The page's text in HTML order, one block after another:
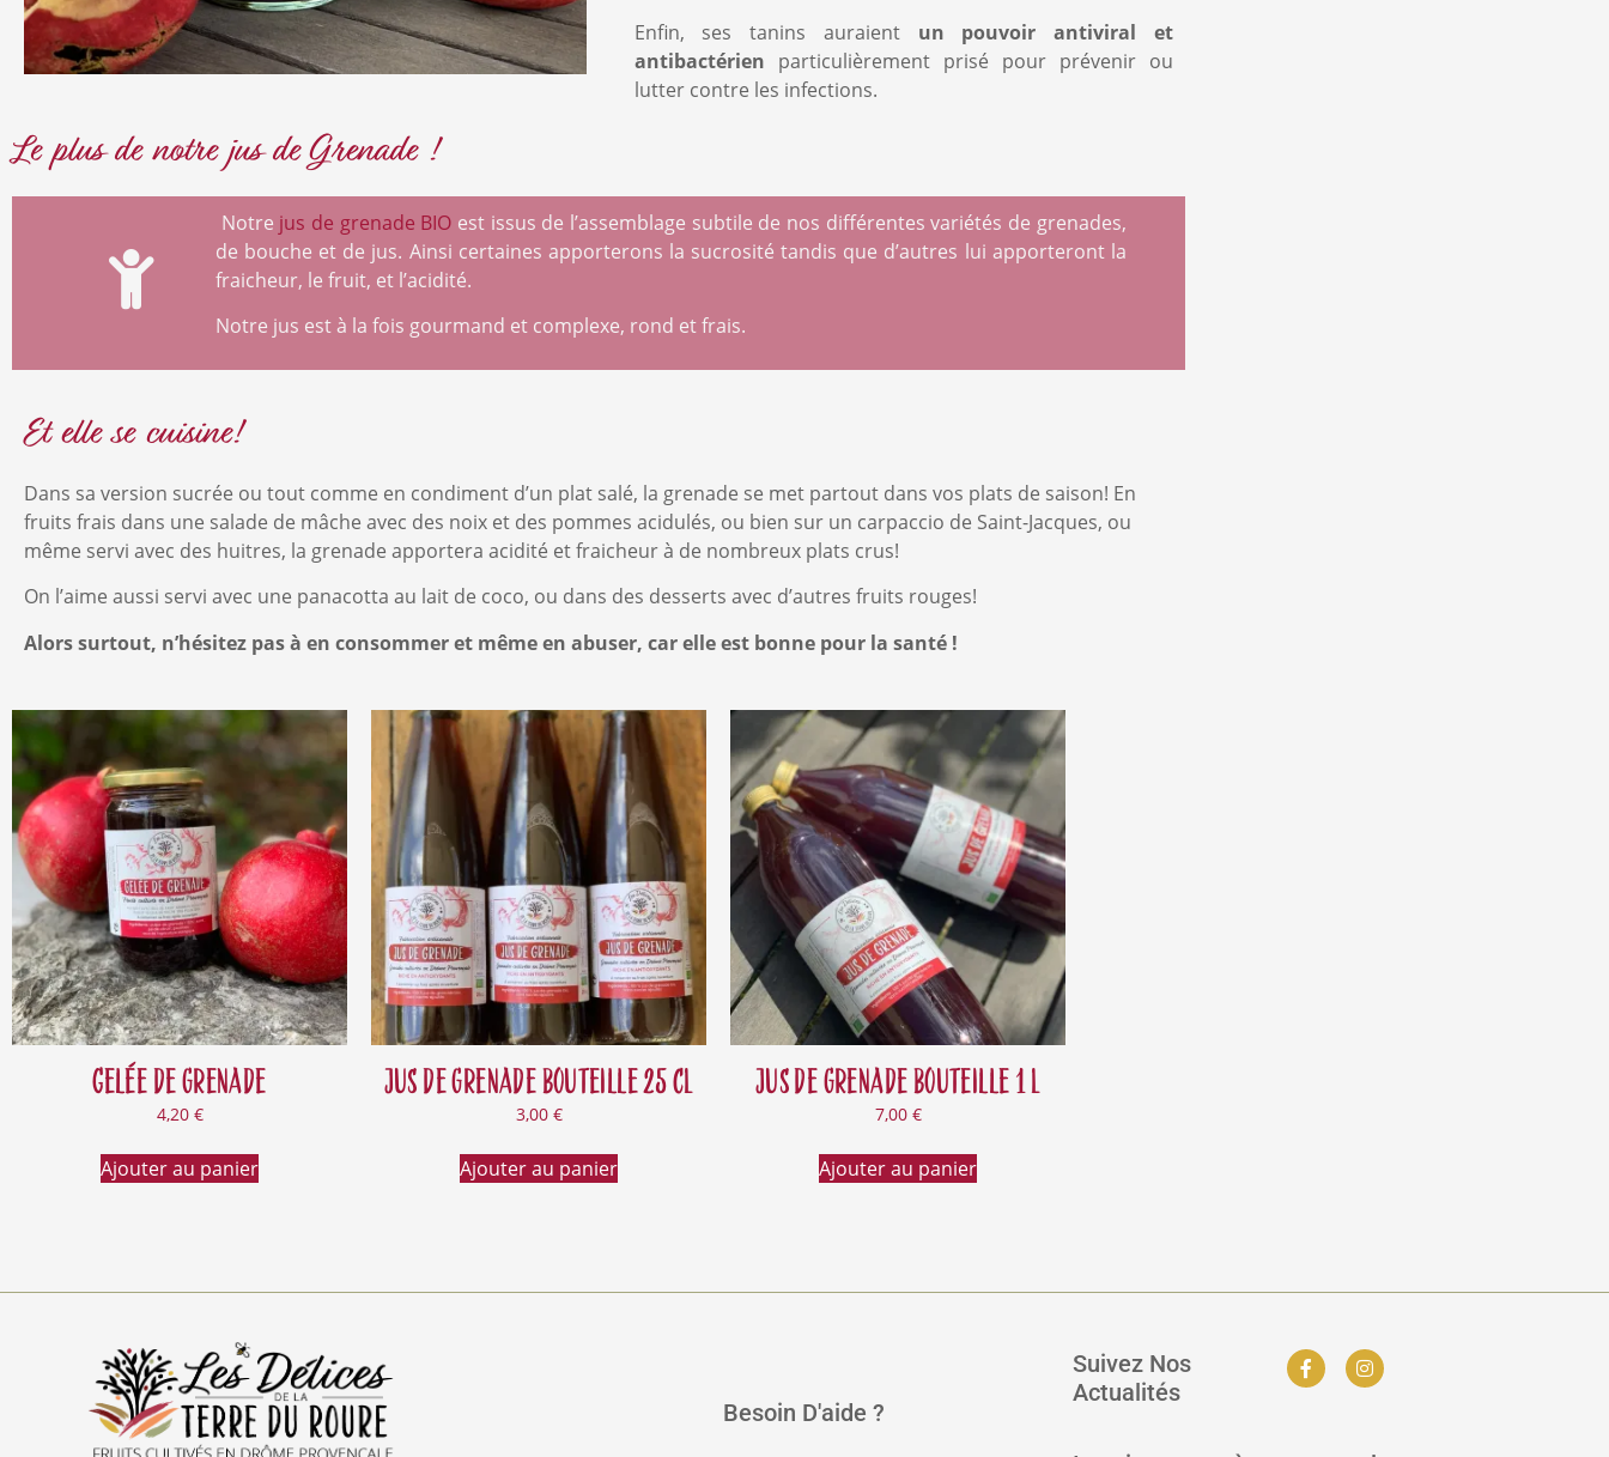
Enfin, ses tanins auraient un pouvoir antiviral et
antibactérien particulièrement prisé pour prévenir ou
lutter contre les infections.
Le plus de notre jus de Grenade !
Notre jus de grenade BIO est issus de l’assemblage subtile de nos différentes variétés de grenades,
de bouche et de jus. Ainsi certaines apporterons la sucrosité tandis que d’autres lui apporteront la
fraicheur, le fruit, et l’acidité.
Notre jus est à la fois gourmand et complexe, rond et frais.
Et elle se cuisine!
Dans sa version sucrée ou tout comme en condiment d’un plat salé, la grenade se met partout dans vos plats de saison! En
fruits frais dans une salade de mâche avec des noix et des pommes acidulés, ou bien sur un carpaccio de Saint-Jacques, ou
même servi avec des huitres, la grenade apportera acidité et fraicheur à de nombreux plats crus!
On l’aime aussi servi avec une panacotta au lait de coco, ou dans des desserts avec d’autres fruits rouges!
Alors surtout, n’hésitez pas à en consommer et même en abuser, car elle est bonne pour la santé !
Gelée de grenade
4,20 €
Ajouter au panier
Jus de grenade bouteille 25 cL
3,00 €
Ajouter au panier
Jus de grenade bouteille 1 L
7,00 €
Ajouter au panier
Besoin D'aide ?
Suivez Nos
Actualités
Envoyer
Alternative: